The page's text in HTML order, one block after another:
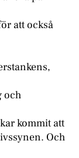
att också
och
kommit att
Och